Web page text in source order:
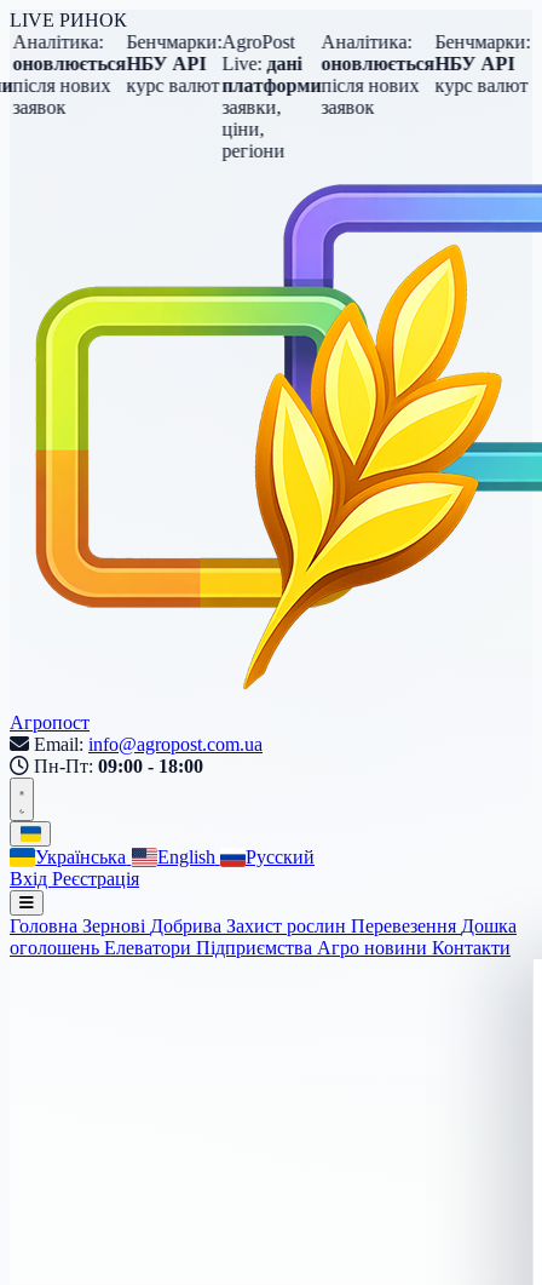
LIVE РИНОК
Аналітика:
оновлюється
після нових
заявок
Бенчмарки:
НБУ API
курс валют
AgroPost
Live: дані
платформи
заявки,
ціни,
регіони
Аналітика:
оновлюється
після нових
заявок
Бенчмарки:
НБУ API
курс валют
Агропост
Email: info@agropost.com.ua
Пн-Пт: 09:00 - 18:00
Українська English
Русский
Вхід Реєстрація
Головна Зернові Добрива Захист рослин Перевезення Дошка
оголошень Елеватори Підприємства Агро новини Контакти